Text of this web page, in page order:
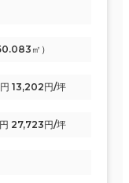
㎡）
13,202円/坪
27,723円/坪